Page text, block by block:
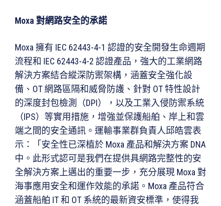
Moxa 對網路安全的承諾
Moxa 擁有 IEC 62443-4-1 認證的安全開發生命週期
流程和 IEC 62443-4-2 認證產品，強大的工業網路
解決方案結合縱深防禦架構，涵蓋安全強化設
備、OT 網路區隔和威脅防護、針對 OT 特性設計
的深度封包檢測（DPI），以及工業入侵防禦系統
（IPS）等實用措施，增強並保護船舶、岸上和雲
端之間的安全通訊。運輸事業群負責人邱皓雲表
示：「安全性已深植於 Moxa 產品和解決方案 DNA
中。此形式認可是我們在提供具網路完整性的安
全解決方案上邁出的重要一步，充分展現 Moxa 對
海事應用安全和運作效能的承諾。Moxa 產品符合
涵蓋船舶 IT 和 OT 系統的最新資安標準，使得我